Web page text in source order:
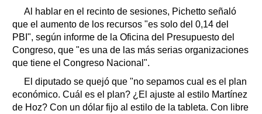
Al hablar en el recinto de sesiones, Pichetto señaló
que el aumento de los recursos "es solo del 0,14 del
PBI", según informe de la Oficina del Presupuesto del
Congreso, que "es una de las más serias organizaciones
que tiene el Congreso Nacional".
El diputado se quejó que "no sepamos cual es el plan
económico. Cuál es el plan? ¿El ajuste al estilo Martínez
de Hoz? Con un dólar fijo al estilo de la tableta. Con libre